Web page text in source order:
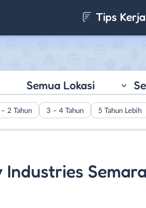
Tips Kerja
Semua Lokasi
2 Tahun 3 – 4 Tahun 5 Tahun Lebih
Industries